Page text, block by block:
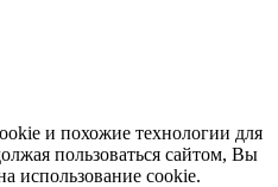
и похожие технологии для
пользоваться сайтом, Вы
использование cookie.